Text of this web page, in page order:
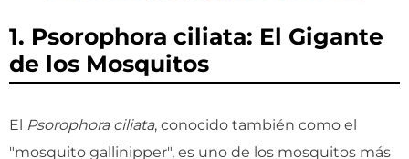
1. Psorophora ciliata: El Gigante
de los Mosquitos
El Psorophora ciliata, conocido también como el
"mosquito gallinipper", es uno de los mosquitos más